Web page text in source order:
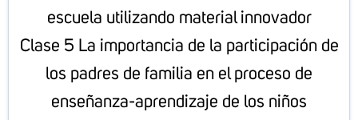
escuela utilizando material innovador
Clase 5 La importancia de la participación de
los padres de familia en el proceso de
enseñanza-aprendizaje de los niños